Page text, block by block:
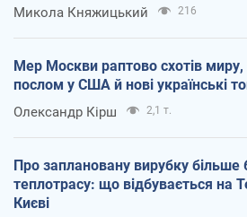
Микола Княжицький 216
Мер Москви раптово схотів
послом у США й нові українські
Олександр Кірш 2,1 т.
Про заплановану вирубку більше
теплотрасу: що відбувається на
Києві